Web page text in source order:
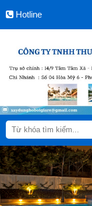
Hotline